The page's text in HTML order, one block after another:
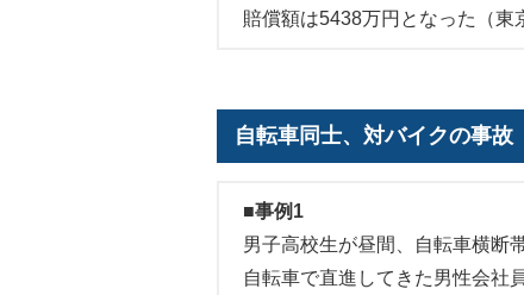
賠償額は5438万円となった（
自転車同士、対バイクの事故
■事例1
男子高校生が昼間、自転車横断
自転車で直進してきた男性会社